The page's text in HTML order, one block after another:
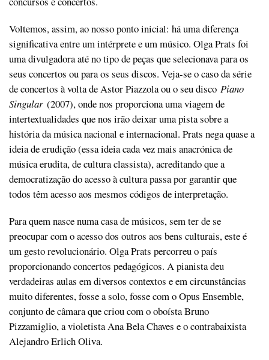
Voltemos, assim, ao nosso ponto inicial: há uma diferença
significativa entre um intérprete e um músico. Olga Prats foi
uma divulgadora até no tipo de peças que selecionava para os
seus concertos ou para os seus discos. Veja-se o caso da série
de concertos à volta de Astor Piazzola ou o seu disco Piano
Singular (2007), onde nos proporciona uma viagem de
intertextualidades que nos irão deixar uma pista sobre a
história da música nacional e internacional. Prats nega quase a
ideia de erudição (essa ideia cada vez mais anacrónica de
música erudita, de cultura classista), acreditando que a
democratização do acesso à cultura passa por garantir que
todos têm acesso aos mesmos códigos de interpretação.
Para quem nasce numa casa de músicos, sem ter de se
preocupar com o acesso dos outros aos bens culturais, este é
um gesto revolucionário. Olga Prats percorreu o país
proporcionando concertos pedagógicos. A pianista deu
verdadeiras aulas em diversos contextos e em circunstâncias
muito diferentes, fosse a solo, fosse com o Opus Ensemble,
conjunto de câmara que criou com o oboísta Bruno
Pizzamiglio, a violetista Ana Bela Chaves e o contrabaixista
Alejandro Erlich Oliva.